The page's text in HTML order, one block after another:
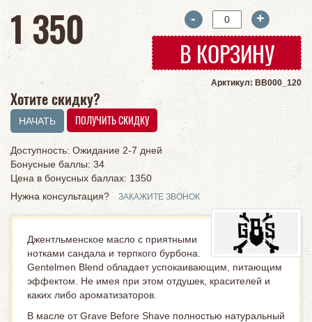
1 350руб - +
В КОРЗИНУ
Арктикул: BB000_120
Хотите скидку?
Доступность: Ожидание 2-7 дней
Бонусные баллы: 34
Цена в бонусных баллах: 1350
Нужна консультация?
ЗАКАЖИТЕ ЗВОНОК
Джентльменское масло с приятными
нотками сандала и терпкого бурбона.
Gentelmen Blend обладает успокаивающим, питающим
эффектом. Не имея при этом отдушек, красителей и
каких либо ароматизаторов.
В масле от Grave Before Shave полностью натуральный